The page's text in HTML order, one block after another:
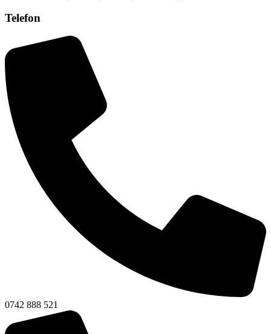
Telefon
0742 888 521